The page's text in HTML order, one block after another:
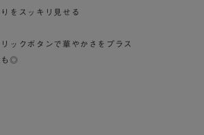
をスッキリ見せる
ックボタンで華やかさをプラス
も◎